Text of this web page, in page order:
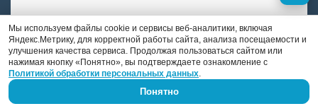
Денис Поршнев
В отличие от многих конкурентов, в штате
«DS auto» есть опытный автоэлектрик-
диагност. Это Денис Поршнев, который
занимается автоэлектрикой уже 9 лет.
Мы используем файлы cookie и сервисы веб-аналитики, включая
Яндекс.Метрику, для корректной работы сайта, анализа посещаемости и
улучшения качества сервиса. Продолжая пользоваться сайтом или
нажимая кнопку «Понятно», вы подтверждаете ознакомление с
Политикой обработки персональных данных.
Понятно